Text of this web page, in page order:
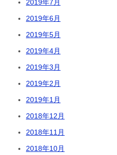
2019年7月
2019年6月
2019年5月
2019年4月
2019年3月
2019年2月
2019年1月
2018年12月
2018年11月
2018年10月